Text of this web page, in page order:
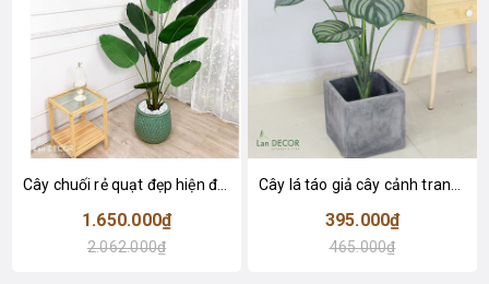
Cây chuối rẻ quạt đẹp hiện đại trang trí 1m8 - LC3019 (Gồm 12 lá)
1.650.000₫
2.062.000₫
395.000₫
465.000₫